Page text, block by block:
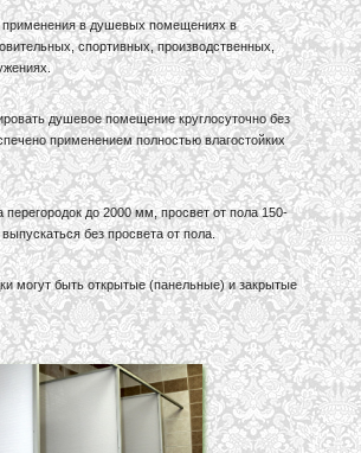
применения в душевых помещениях в
спортивных, производственных,
душевое помещение круглосуточно без
применением полностью влагостойких
перегородок до 2000 мм, просвет от пола 150-
без просвета от пола.
могут быть открытые (панельные) и закрытые